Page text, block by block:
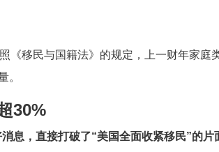
《移民与国籍法》的规定，上一财年家庭
。
30%
息，直接打破了“美国全面收紧移民”的片